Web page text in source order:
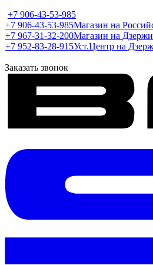
+7 906-43-53-985
+7 906-43-53-985Магазин на
+7 967-31-32-200Магазин на
+7 952-83-28-915Уст.Центр на
Заказать звонок